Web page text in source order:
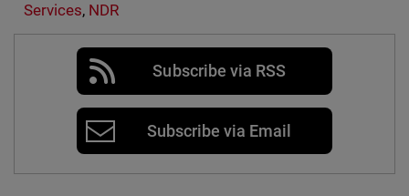
Services, NDR
Subscribe via RSS
Subscribe via Email